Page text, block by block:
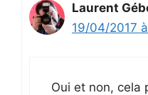
Laurent
19/04/2017
Oui et non, cela